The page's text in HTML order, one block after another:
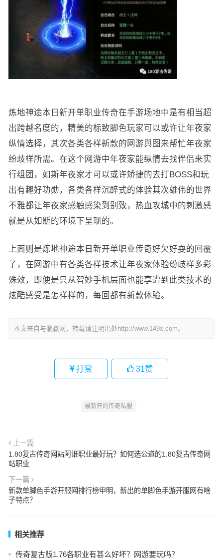
炼地神途本日新开单职业传奇在手游场地中是有相当超
出跨越名度的，精美的标致脚色玩家可以或许让年夜家
纵情选择，其次各类各样新款的网游舆图来帮忙年夜家
纷歧样所需。在这个网游中年夜家能纵情去找伴侣来实
行组团，如斯年夜家才可以或许矫捷的去打BOSS和玩
出有趣好功勋，各类各样沉醉式的体验其次雄伟的世界
不雅都让年夜家感触感染到别致，热血攻城中的刺激感
就是从如斯的环境下呈现的。
上面则是炼地神途本日新开单职业传奇好欠好耍的回覆
了，在网游中有各类各样技术让年夜家体验纷歧样多彩
殊效，即便是只从智妙手机层面也能享遭到此类技术的
炫酷感受是怎样样的，每回都有新款体验。
本文来自与躺赢网，转载请注明出处http://www.149x.com。
打赏 31赞
最新开的传奇私服
上一篇
1.80复古传奇网站阿谁职业最好玩？如何选公道的1.80复古传奇网
站职业
下一篇
新款单脚色手游开服网排行榜申明，新出的单脚色手游开服网有啥
子特点？
相关推荐
传奇复古版1.76各职业有甚么好坏？网游要玩吗？